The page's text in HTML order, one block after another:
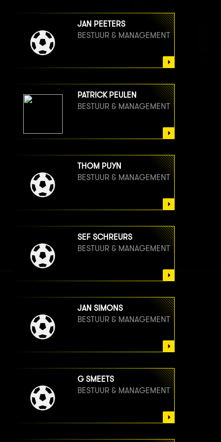
JAN PEETERS
BESTUUR & MANAGEMENT
PATRICK PEULEN
BESTUUR & MANAGEMENT
THOM PUYN
BESTUUR & MANAGEMENT
SEF SCHREURS
BESTUUR & MANAGEMENT
JAN SIMONS
BESTUUR & MANAGEMENT
G SMEETS
BESTUUR & MANAGEMENT